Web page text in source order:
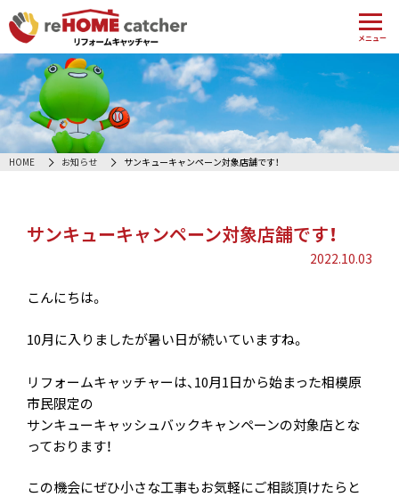
メニュー
HOME お知らせ サンキューキャンペーン対象店舗です！
サンキューキャンペーン対象店舗です！
2022.10.03
こんにちは。
10月に入りましたが暑い日が続いていますね。
リフォームキャッチャーは、10月1日から始まった相模原
市民限定の
サンキューキャッシュバックキャンペーンの対象店とな
っております！
この機会にぜひ小さな工事もお気軽にご相談頂けたらと